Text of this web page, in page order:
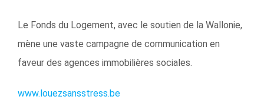
Le Fonds du Logement, avec le soutien de la Wallonie,
mène une vaste campagne de communication en
faveur des agences immobilières sociales.
www.louezsansstress.be